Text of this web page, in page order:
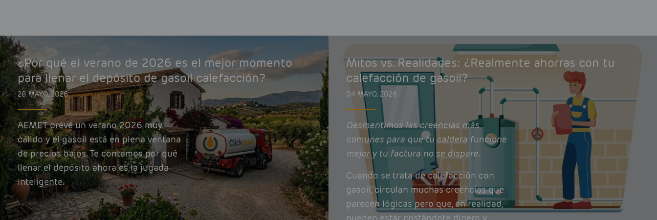
¿Por qué el verano de 2026 es el mejor momento
para llenar el depósito de gasoil calefacción?
28 MAYO, 2026
AEMET prevé un verano 2026 muy
cálido y el gasoil está en plena ventana
de precios bajos. Te contamos por qué
llenar el depósito ahora es la jugada
inteligente.
Mitos vs. Realidades: ¿Realmente ahorras con tu
calefacción de gasoil?
04 MAYO, 2026
Desmentimos las creencias más
comunes para que tu caldera funcione
mejor y tu factura no se dispare.
Cuando se trata de calefacción con
gasoil, circulan muchas creencias que
parecen lógicas pero que, en realidad,